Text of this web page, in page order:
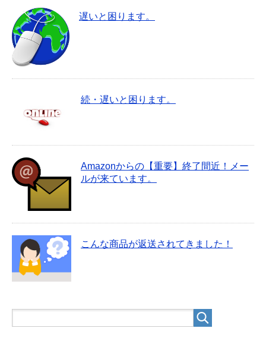
遅いと困ります。
続・遅いと困ります。
Amazonからの【重要】終了間近！メー
ルが来ています。
こんな商品が返送されてきました！